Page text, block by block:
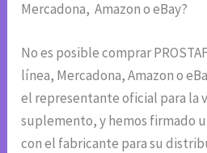
Mercadona, Amazon o eBay?
No es posible comprar
línea, Mercadona, Amazon o
el representante oficial para la
suplemento, y hemos firmado
con el fabricante para su